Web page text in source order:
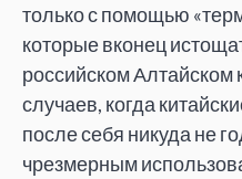
только с помощью
которые вконец
российском
случаев, когда
после себя никуда не
чрезмерным